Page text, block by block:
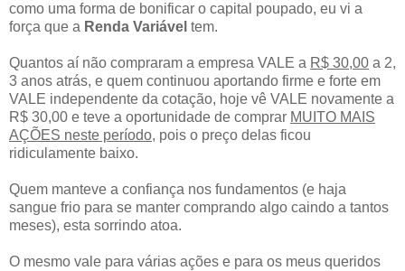
como uma forma de bonificar o capital poupado, eu vi a
força que a Renda Variável tem.
Quantos aí não compraram a empresa VALE a R$ 30,00 a 2,
3 anos atrás, e quem continuou aportando firme e forte em
VALE independente da cotação, hoje vê VALE novamente a
R$ 30,00 e teve a oportunidade de comprar MUITO MAIS
AÇÕES neste período, pois o preço delas ficou
ridiculamente baixo.
Quem manteve a confiança nos fundamentos (e haja
sangue frio para se manter comprando algo caindo a tantos
meses), esta sorrindo atoa.
O mesmo vale para várias ações e para os meus queridos